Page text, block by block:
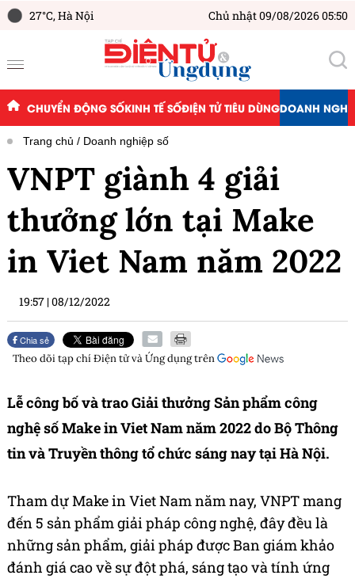
27°C,Hà Nội Chủ nhật 09/08/2026 05:50
CHUYỂN ĐỘNG SỐKINH TẾ SỐĐIỆN TỬ TIÊU DÙNGDOANH
Trang chủ Doanh nghiệp số
VNPT giành 4 giải
thưởng lớn tại Make
in Viet Nam năm 2022
19:57 |08/12/2022
Chia sẻ
Theo dõi tạp chíĐiện tử và Ứng dụngtrên
Lễ công bố và trao Giải thưởng Sản phẩm công
nghệ số Make in Viet Nam năm 2022 do Bộ Thông
tin và Truyền thông tổ chức sáng nay tại Hà Nội.
Tham dự Make in Viet Nam năm nay, VNPT mang
đến 5 sản phẩm giải pháp công nghệ, đây đều là
những sản phẩm, giải pháp được Ban giám khảo
đánh giá cao về sự đột phá, sáng tạo và tính ứng